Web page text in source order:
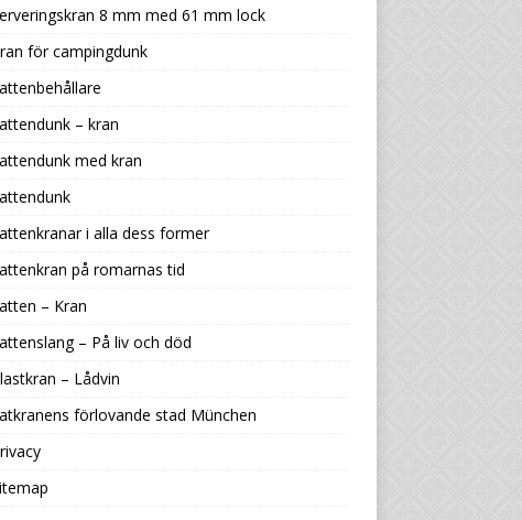
8 mm med 61 mm lock
för campingdunk
– kran
med kran
i alla dess former
på romarnas tid
– Kran
– På liv och död
– Lådvin
förlovande stad München